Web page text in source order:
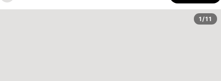
1/11